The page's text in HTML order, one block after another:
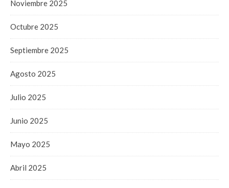
Noviembre 2025
Octubre 2025
Septiembre 2025
Agosto 2025
Julio 2025
Junio 2025
Mayo 2025
Abril 2025